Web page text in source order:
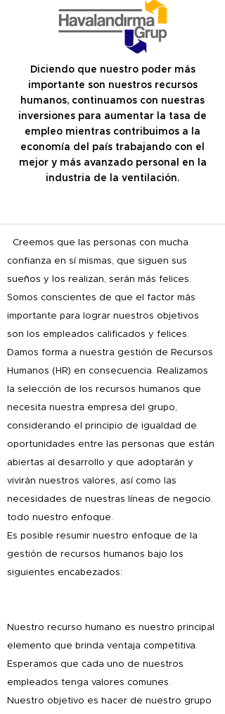
Diciendo que nuestro poder más
importante son nuestros recursos
humanos, continuamos con nuestras
inversiones para aumentar la tasa de
empleo mientras contribuimos a la
economía del país trabajando con el
mejor y más avanzado personal en la
industria de la ventilación.
Creemos que las personas con mucha
confianza en sí mismas, que siguen sus
sueños y los realizan, serán más felices.
Somos conscientes de que el factor más
importante para lograr nuestros objetivos
son los empleados calificados y felices.
Damos forma a nuestra gestión de Recursos
Humanos (HR) en consecuencia. Realizamos
la selección de los recursos humanos que
necesita nuestra empresa del grupo,
considerando el principio de igualdad de
oportunidades entre las personas que están
abiertas al desarrollo y que adoptarán y
vivirán nuestros valores, así como las
necesidades de nuestras líneas de negocio.
todo nuestro enfoque.
Es posible resumir nuestro enfoque de la
gestión de recursos humanos bajo los
siguientes encabezados:
Nuestro recurso humano es nuestro principal
elemento que brinda ventaja competitiva.
Esperamos que cada uno de nuestros
empleados tenga valores comunes.
Nuestro objetivo es hacer de nuestro grupo